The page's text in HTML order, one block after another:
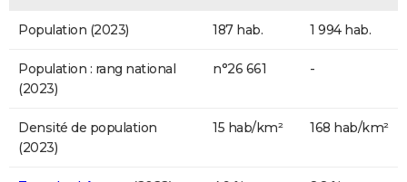
Population (2023) 187 hab. 1 994 hab.
Population : rang national
(2023)
n°26 661 -
Densité de population
(2023)
15 hab/km² 168 hab/km²